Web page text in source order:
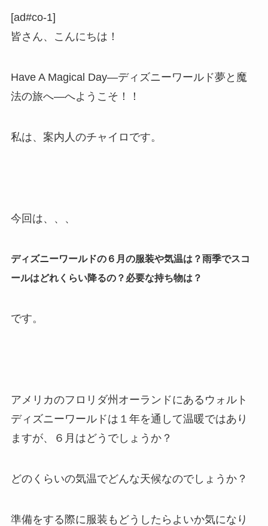
[ad#co-1]
皆さん、こんにちは！
Have A Magical Day―ディズニーワールド夢と魔
法の旅へ―へようこそ！！
私は、案内人のチャイロです。
今回は、、、
ディズニーワールドの６月の服装や気温は？雨季でスコ
ールはどれくらい降るの？必要な持ち物は？
です。
アメリカのフロリダ州オーランドにあるウォルト
ディズニーワールドは１年を通して温暖ではあり
ますが、６月はどうでしょうか？
どのくらいの気温でどんな天候なのでしょうか？
準備をする際に服装もどうしたらよいか気になり